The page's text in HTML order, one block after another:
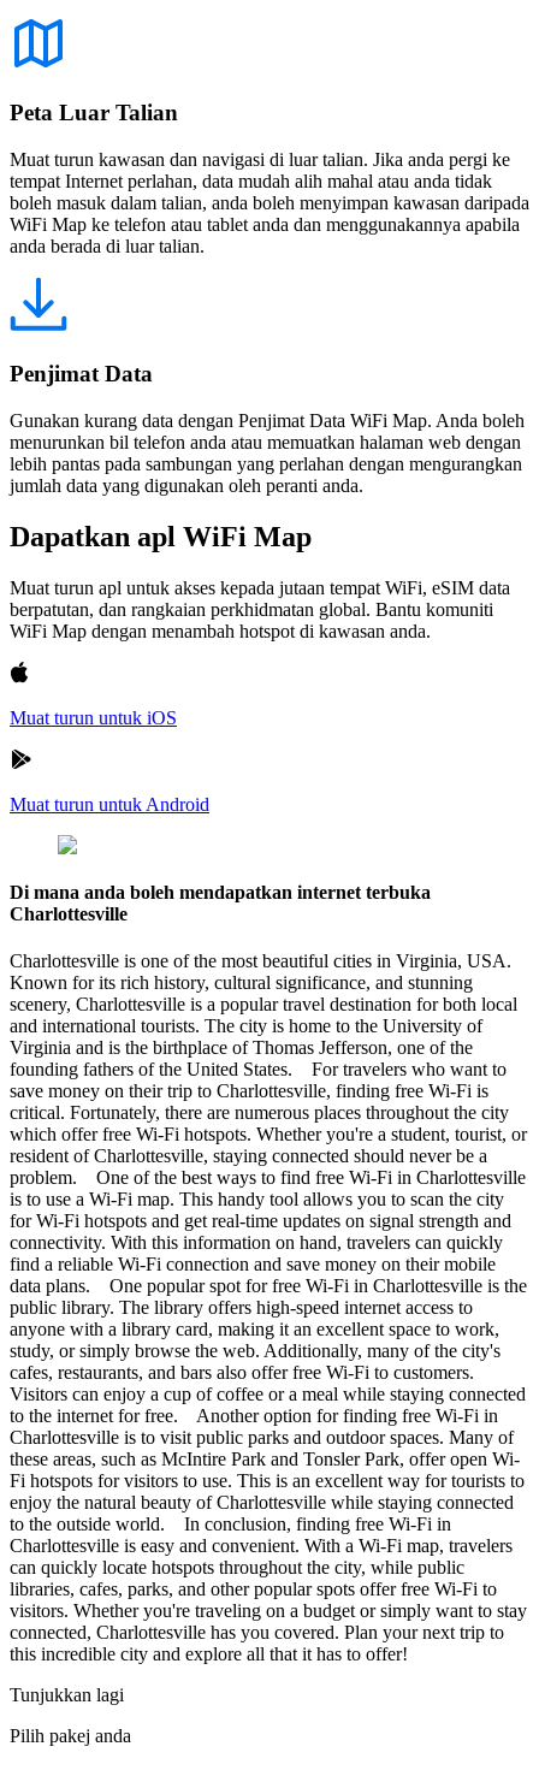
Peta Luar Talian
Muat turun kawasan dan navigasi di luar talian. Jika anda pergi ke
tempat Internet perlahan, data mudah alih mahal atau anda tidak
boleh masuk dalam talian, anda boleh menyimpan kawasan daripada
WiFi Map ke telefon atau tablet anda dan menggunakannya apabila
anda berada di luar talian.
Penjimat Data
Gunakan kurang data dengan Penjimat Data WiFi Map. Anda boleh
menurunkan bil telefon anda atau memuatkan halaman web dengan
lebih pantas pada sambungan yang perlahan dengan mengurangkan
jumlah data yang digunakan oleh peranti anda.
Dapatkan apl WiFi Map
Muat turun apl untuk akses kepada jutaan tempat WiFi, eSIM data
berpatutan, dan rangkaian perkhidmatan global. Bantu komuniti
WiFi Map dengan menambah hotspot di kawasan anda.
Muat turun untuk iOS
Muat turun untuk Android
Di mana anda boleh mendapatkan internet terbuka
Charlottesville
Charlottesville is one of the most beautiful cities in Virginia, USA.
Known for its rich history, cultural significance, and stunning
scenery, Charlottesville is a popular travel destination for both local
and international tourists. The city is home to the University of
Virginia and is the birthplace of Thomas Jefferson, one of the
founding fathers of the United States. For travelers who want to
save money on their trip to Charlottesville, finding free Wi-Fi is
critical. Fortunately, there are numerous places throughout the city
which offer free Wi-Fi hotspots. Whether you're a student, tourist, or
resident of Charlottesville, staying connected should never be a
problem. One of the best ways to find free Wi-Fi in Charlottesville
is to use a Wi-Fi map. This handy tool allows you to scan the city
for Wi-Fi hotspots and get real-time updates on signal strength and
connectivity. With this information on hand, travelers can quickly
find a reliable Wi-Fi connection and save money on their mobile
data plans. One popular spot for free Wi-Fi in Charlottesville is the
public library. The library offers high-speed internet access to
anyone with a library card, making it an excellent space to work,
study, or simply browse the web. Additionally, many of the city's
cafes, restaurants, and bars also offer free Wi-Fi to customers.
Visitors can enjoy a cup of coffee or a meal while staying connected
to the internet for free. Another option for finding free Wi-Fi in
Charlottesville is to visit public parks and outdoor spaces. Many of
these areas, such as McIntire Park and Tonsler Park, offer open Wi-
Fi hotspots for visitors to use. This is an excellent way for tourists to
enjoy the natural beauty of Charlottesville while staying connected
to the outside world. In conclusion, finding free Wi-Fi in
Charlottesville is easy and convenient. With a Wi-Fi map, travelers
can quickly locate hotspots throughout the city, while public
libraries, cafes, parks, and other popular spots offer free Wi-Fi to
visitors. Whether you're traveling on a budget or simply want to stay
connected, Charlottesville has you covered. Plan your next trip to
this incredible city and explore all that it has to offer!
Tunjukkan lagi
Pilih pakej anda